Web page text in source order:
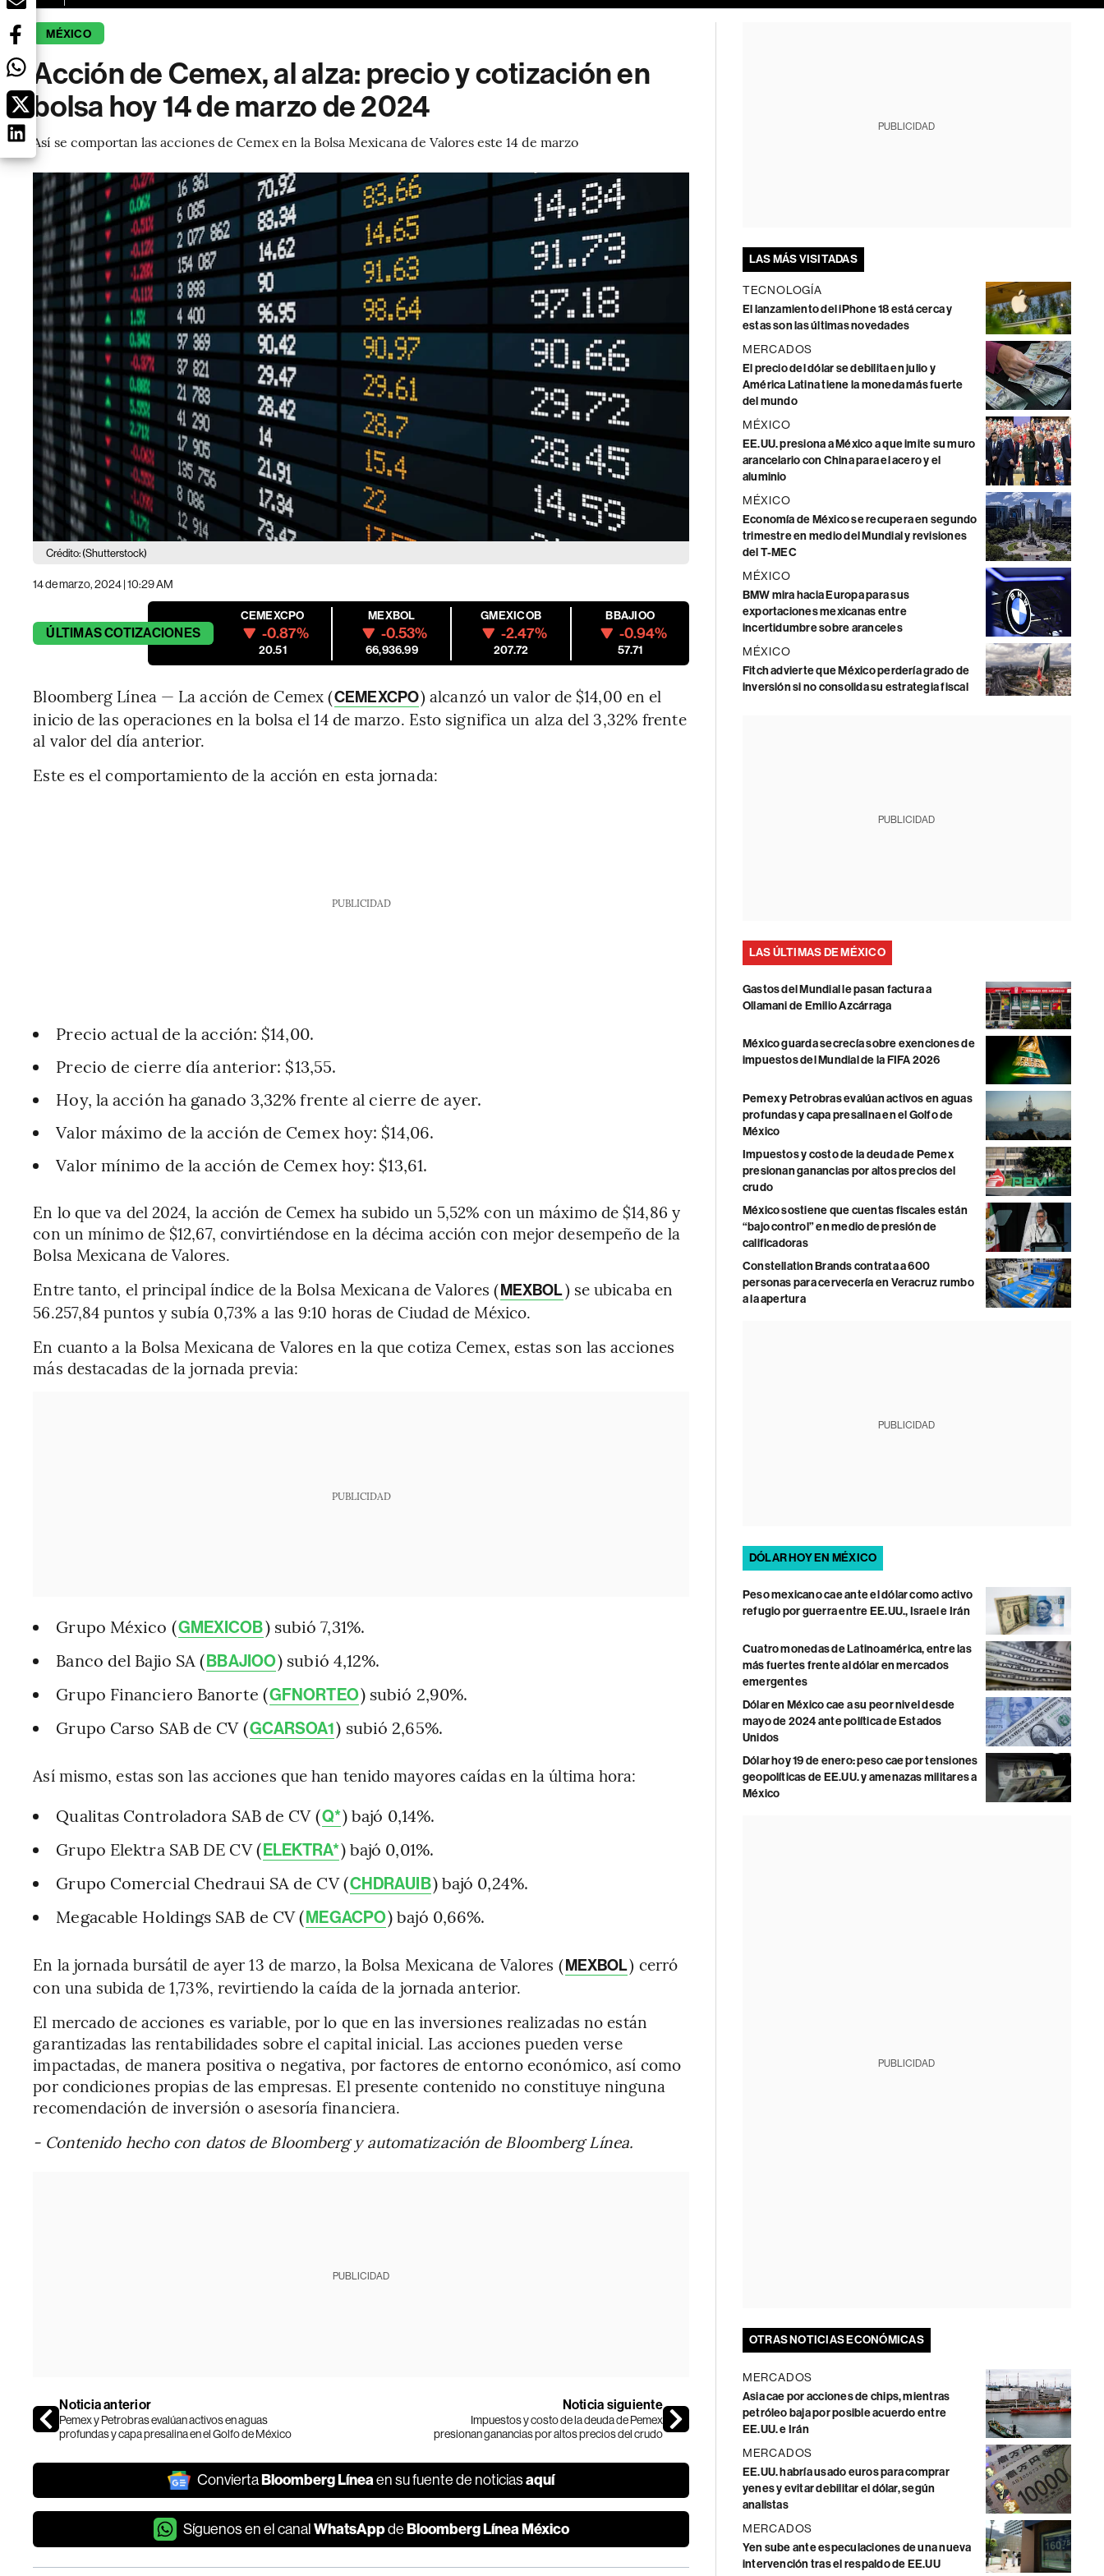
MÉXICO
Acción de Cemex, al alza: precio y cotización en
bolsa hoy 14 de marzo de 2024
Así se comportan las acciones de Cemex en la Bolsa Mexicana de Valores este 14 de marzo
Crédito: (Shutterstock)
14 de marzo, 2024 | 10:29 AM
ÚLTIMASCOTIZACIONES
CEMEXCPO
-0.87%
20.51
MEXBOL
-0.53%
66,936.99
GMEXICOB
-2.47%
207.72
BBAJIOO
-0.94%
57.71
Bloomberg Línea — La acción de Cemex (CEMEXCPO) alcanzó un valor de $14,00 en el
inicio de las operaciones en la bolsa el 14 de marzo. Esto significa un alza del 3,32% frente
al valor del día anterior.
Este es el comportamiento de la acción en esta jornada:
PUBLICIDAD
Precio actual de la acción: $14,00.
Precio de cierre día anterior: $13,55.
Hoy, la acción ha ganado 3,32% frente al cierre de ayer.
Valor máximo de la acción de Cemex hoy: $14,06.
Valor mínimo de la acción de Cemex hoy: $13,61.
En lo que va del 2024, la acción de Cemex ha subido un 5,52% con un máximo de $14,86 y
con un mínimo de $12,67, convirtiéndose en la décima acción con mejor desempeño de la
Bolsa Mexicana de Valores.
Entre tanto, el principal índice de la Bolsa Mexicana de Valores (MEXBOL) se ubicaba en
56.257,84 puntos y subía 0,73% a las 9:10 horas de Ciudad de México.
En cuanto a la Bolsa Mexicana de Valores en la que cotiza Cemex, estas son las acciones
más destacadas de la jornada previa:
PUBLICIDAD
Grupo México (GMEXICOB) subió 7,31%.
Banco del Bajio SA (BBAJIOO) subió 4,12%.
Grupo Financiero Banorte (GFNORTEO) subió 2,90%.
Grupo Carso SAB de CV (GCARSOA1) subió 2,65%.
Así mismo, estas son las acciones que han tenido mayores caídas en la última hora:
Qualitas Controladora SAB de CV (Q*) bajó 0,14%.
Grupo Elektra SAB DE CV (ELEKTRA*) bajó 0,01%.
Grupo Comercial Chedraui SA de CV (CHDRAUIB) bajó 0,24%.
Megacable Holdings SAB de CV (MEGACPO) bajó 0,66%.
En la jornada bursátil de ayer 13 de marzo, la Bolsa Mexicana de Valores (MEXBOL) cerró
con una subida de 1,73%, revirtiendo la caída de la jornada anterior.
El mercado de acciones es variable, por lo que en las inversiones realizadas no están
garantizadas las rentabilidades sobre el capital inicial. Las acciones pueden verse
impactadas, de manera positiva o negativa, por factores de entorno económico, así como
por condiciones propias de las empresas. El presente contenido no constituye ninguna
recomendación de inversión o asesoría financiera.
- Contenido hecho con datos de Bloomberg y automatización de Bloomberg Línea.
PUBLICIDAD
Noticia anterior
Pemex y Petrobras evalúan activos en aguas
profundas y capa presalina en el Golfo de México
Noticia siguiente
Impuestos y costo de la deuda de Pemex
presionan ganancias por altos precios del crudo
ConviertaBloomberg Líneaen su fuente de noticiasaquí
Síguenos en el canal WhatsAppde Bloomberg Línea México
PUBLICIDAD
LAS MÁS VISITADAS
TECNOLOGÍA
El lanzamiento del iPhone 18 está cerca y
estas son las últimas novedades
MERCADOS
El precio del dólar se debilita en julio y
América Latina tiene la moneda más fuerte
del mundo
MÉXICO
EE.UU. presiona a México a que imite su muro
arancelario con China para el acero y el
aluminio
MÉXICO
Economía de México se recupera en segundo
trimestre en medio del Mundial y revisiones
del T-MEC
MÉXICO
BMW mira hacia Europa para sus
exportaciones mexicanas entre
incertidumbre sobre aranceles
MÉXICO
Fitch advierte que México perdería grado de
inversión si no consolida su estrategia fiscal
PUBLICIDAD
LAS ÚLTIMAS DE MÉXICO
Gastos del Mundial le pasan factura a
Ollamani de Emilio Azcárraga
México guarda secrecía sobre exenciones de
impuestos del Mundial de la FIFA 2026
Pemex y Petrobras evalúan activos en aguas
profundas y capa presalina en el Golfo de
México
Impuestos y costo de la deuda de Pemex
presionan ganancias por altos precios del
crudo
México sostiene que cuentas fiscales están
“bajo control” en medio de presión de
calificadoras
Constellation Brands contrata a 600
personas para cervecería en Veracruz rumbo
a la apertura
PUBLICIDAD
DÓLAR HOY EN MÉXICO
Peso mexicano cae ante el dólar como activo
refugio por guerra entre EE.UU., Israel e Irán
Cuatro monedas de Latinoamérica, entre las
más fuertes frente al dólar en mercados
emergentes
Dólar en México cae a su peor nivel desde
mayo de 2024 ante política de Estados
Unidos
Dólar hoy 19 de enero: peso cae por tensiones
geopolíticas de EE.UU. y amenazas militares a
México
PUBLICIDAD
OTRAS NOTICIAS ECONÓMICAS
MERCADOS
Asia cae por acciones de chips, mientras
petróleo baja por posible acuerdo entre
EE.UU. e Irán
MERCADOS
EE.UU. habría usado euros para comprar
yenes y evitar debilitar el dólar, según
analistas
MERCADOS
Yen sube ante especulaciones de una nueva
intervención tras el respaldo de EE.UU